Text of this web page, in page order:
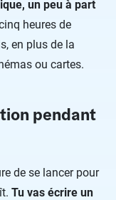
un peu à part
heures de
en plus de la
ou cartes.
pendant
de se lancer pour
Tu vas écrire un